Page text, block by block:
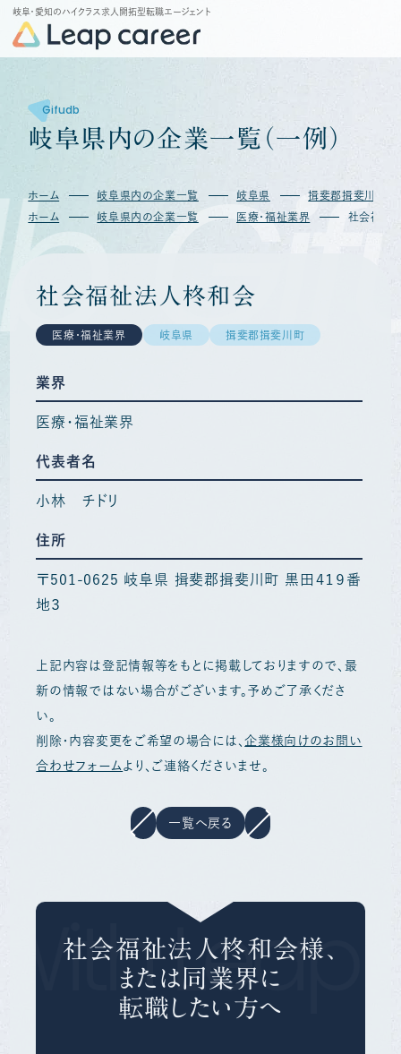
岐阜・愛知のハイクラス求人開拓型転職エージェント
Gifudb
岐阜県 内の企業一覧 （ 一例 ）
ホーム 岐阜県内の企業一覧 岐阜県
揖斐郡揖斐川町
ホーム
岐阜県内の企業一覧 医療・福祉業界 社会福祉
社会福祉法人柊和会
医療・福祉業界 岐阜県 揖斐郡揖斐川町
業界
医療・福祉業界
代表者名
小林 チドリ
住所
〒501-0625 岐阜県 揖斐郡揖斐川町 黒田４１９番
地３
上記内容は登記情報等をもとに掲載しておりますので、最
新の情報ではない場合がございます。予めご了承くださ
い。
削除・内容変更をご希望の場合には、企業様向けのお問い
合わせフォーム より、ご連絡くださいませ。
一覧へ戻る
Leap
社会福祉法人柊和会様、
または同業界に
転職したい方へ